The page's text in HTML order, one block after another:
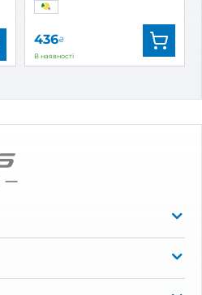
436₴
В наявності
Артикул: 0000225005
Діаметр:
125 мм